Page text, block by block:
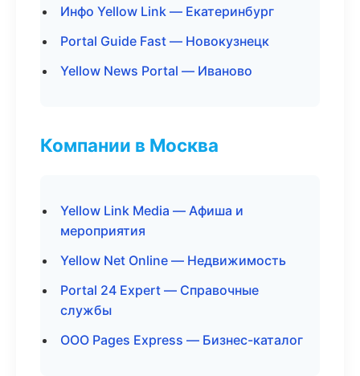
Инфо Yellow Link — Екатеринбург
Portal Guide Fast — Новокузнецк
Yellow News Portal — Иваново
Компании в Москва
Yellow Link Media — Афиша и
мероприятия
Yellow Net Online — Недвижимость
Portal 24 Expert — Справочные
службы
ООО Pages Express — Бизнес-каталог